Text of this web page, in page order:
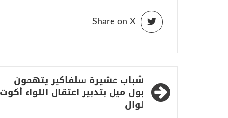
Share on X
تصفّح
المقالات
شباب عشيرة سلفاكير يتهمون
بول ميل بتدبير اعتقال اللواء أكوت
لوال